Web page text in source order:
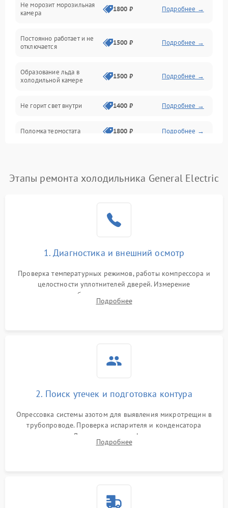
Дренаж
Не морозит морозильная
камера
1800 ₽ Подробнее →
Постоянно работает и не
отключается
1500 ₽ Подробнее →
Образование льда в
холодильной камере
1500 ₽ Подробнее →
Не горит свет внутри 1400 ₽ Подробнее →
Поломка термостата 1800 ₽ Подробнее →
Поломка системы No Frost 2600 ₽ Подробнее →
работе
2000 ₽ Подробнее →
1000 ₽
1800 ₽
Этапы ремонта холодильника General Electric
1. Диагностика и внешний осмотр
Проверка температурных режимов, работы компрессора и
целостности уплотнителей дверей. Измерение
сопротивления обмоток мотора, проверка термостата и
считывание кодов ошибок с электронного дисплея.
Подробнее
2. Поиск утечек и подготовка контура
Опрессовка системы азотом для выявления микротрещин в
трубопроводе. Проверка испарителя и конденсатора
течеискателем. Демонтаж старого фильтра-осушителя и
продувка капиллярной трубки для устранения засоров.
Подробнее